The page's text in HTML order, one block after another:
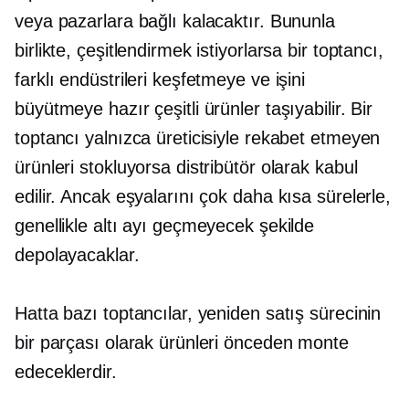
veya pazarlara bağlı kalacaktır. Bununla
birlikte, çeşitlendirmek istiyorlarsa bir toptancı,
farklı endüstrileri keşfetmeye ve işini
büyütmeye hazır çeşitli ürünler taşıyabilir. Bir
toptancı yalnızca üreticisiyle rekabet etmeyen
ürünleri stokluyorsa distribütör olarak kabul
edilir. Ancak eşyalarını çok daha kısa sürelerle,
genellikle altı ayı geçmeyecek şekilde
depolayacaklar.
Hatta bazı toptancılar, yeniden satış sürecinin
bir parçası olarak ürünleri önceden monte
edeceklerdir.